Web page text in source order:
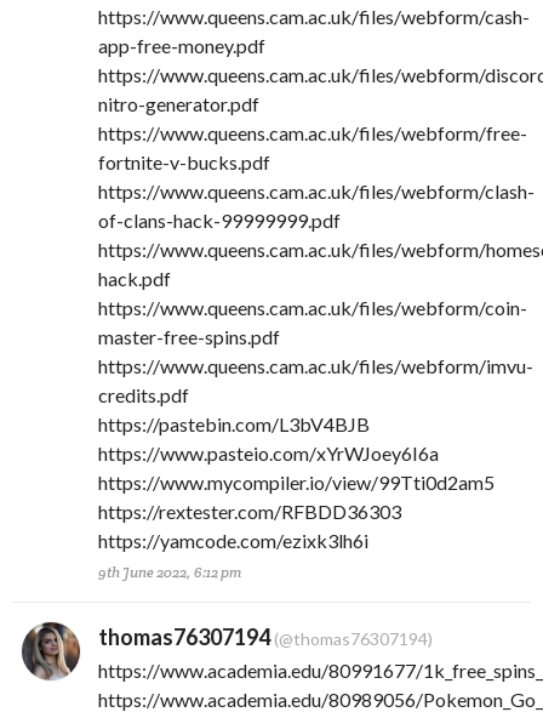
https://www.queens.cam.ac.uk/files/webform/cash-
app-free-money.pdf
https://www.queens.cam.ac.uk/files/webform/
nitro-generator.pdf
https://www.queens.cam.ac.uk/files/webform/free-
fortnite-v-bucks.pdf
https://www.queens.cam.ac.uk/files/webform/clash-
of-clans-hack-99999999.pdf
https://www.queens.cam.ac.uk/files/webform/
hack.pdf
https://www.queens.cam.ac.uk/files/webform/coin-
master-free-spins.pdf
https://www.queens.cam.ac.uk/files/webform/imvu-
credits.pdf
https://pastebin.com/L3bV4BJB
https://www.pasteio.com/xYrWJoey6I6a
https://www.mycompiler.io/view/99Tti0d2am5
https://rextester.com/RFBDD36303
https://yamcode.com/ezixk3lh6i
9th June 2022, 6:12 pm
thomas76307194(@thomas76307194)
https://www.academia.edu/80991677/
https://www.academia.edu/80989056/